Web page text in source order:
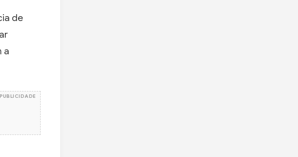
de
a
PUBLICIDADE